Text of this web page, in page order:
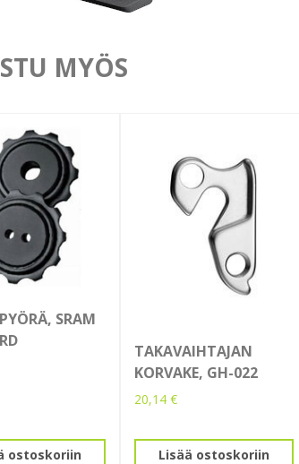
MYÖS
SRAM
ostoskoriin
TAKAVAIHTAJAN
KORVAKE, GH-022
20,14 €
Lisää ostoskoriin